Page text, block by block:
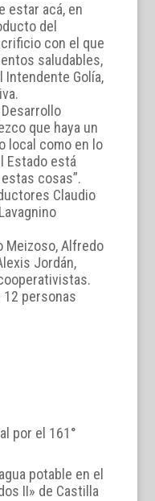
estar acá, en
del
con el que
saludables,
Intendente Golía,
que haya un
local como en lo
Estado está
cosas”.
Claudio
Meizoso, Alfredo
Jordán,
por el 161°
potable en el
II» de Castilla